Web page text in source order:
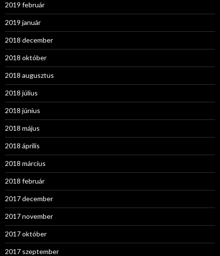
2019 február
2019 január
2018 december
2018 október
2018 augusztus
2018 július
2018 június
2018 május
2018 április
2018 március
2018 február
2017 december
2017 november
2017 október
2017 szeptember